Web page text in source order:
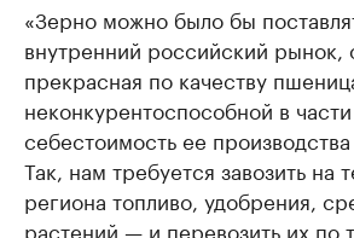
«Зерно можно было бы
внутренний российский рынок,
прекрасная по качеству
неконкурентоспособной в
себестоимость ее
Так, нам требуется завозить на
региона топливо, удобрения,
растений — и перевозить их по